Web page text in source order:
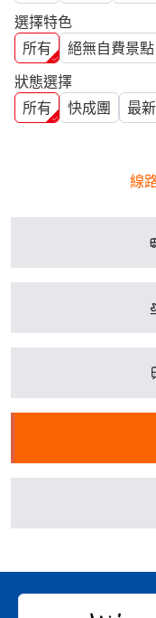
選擇特色
所有
絕無自費景點
狀態選擇
所有
快成團 最
線